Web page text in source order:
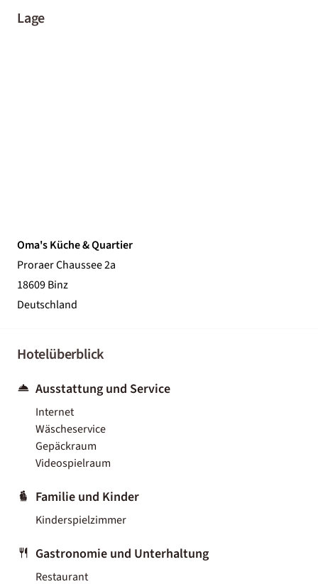
Lage
Oma's Küche & Quartier
Proraer Chaussee 2a
18609 Binz
Deutschland
Hotelüberblick
Ausstattung und Service
Internet
Wäscheservice
Gepäckraum
Videospielraum
Familie und Kinder
Kinderspielzimmer
Gastronomie und Unterhaltung
Restaurant